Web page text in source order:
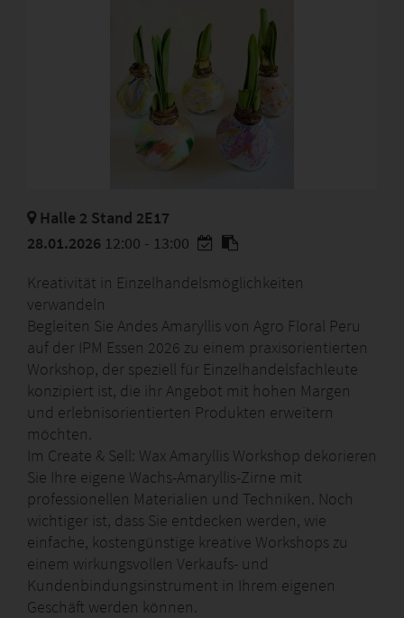
Halle 2 Stand 2E17
28.01.2026 12:00 - 13:00
Kreativität in Einzelhandelsmöglichkeiten
verwandeln
Begleiten Sie Andes Amaryllis von Agro Floral Peru
auf der IPM Essen 2026 zu einem praxisorientierten
Workshop, der speziell für Einzelhandelsfachleute
konzipiert ist, die ihr Angebot mit hohen Margen
und erlebnisorientierten Produkten erweitern
möchten.
Im Create & Sell: Wax Amaryllis Workshop dekorieren
Sie Ihre eigene Wachs-Amaryllis-Zirne mit
professionellen Materialien und Techniken. Noch
wichtiger ist, dass Sie entdecken werden, wie
einfache, kostengünstige kreative Workshops zu
einem wirkungsvollen Verkaufs- und
Kundenbindungsinstrument in Ihrem eigenen
Geschäft werden können.